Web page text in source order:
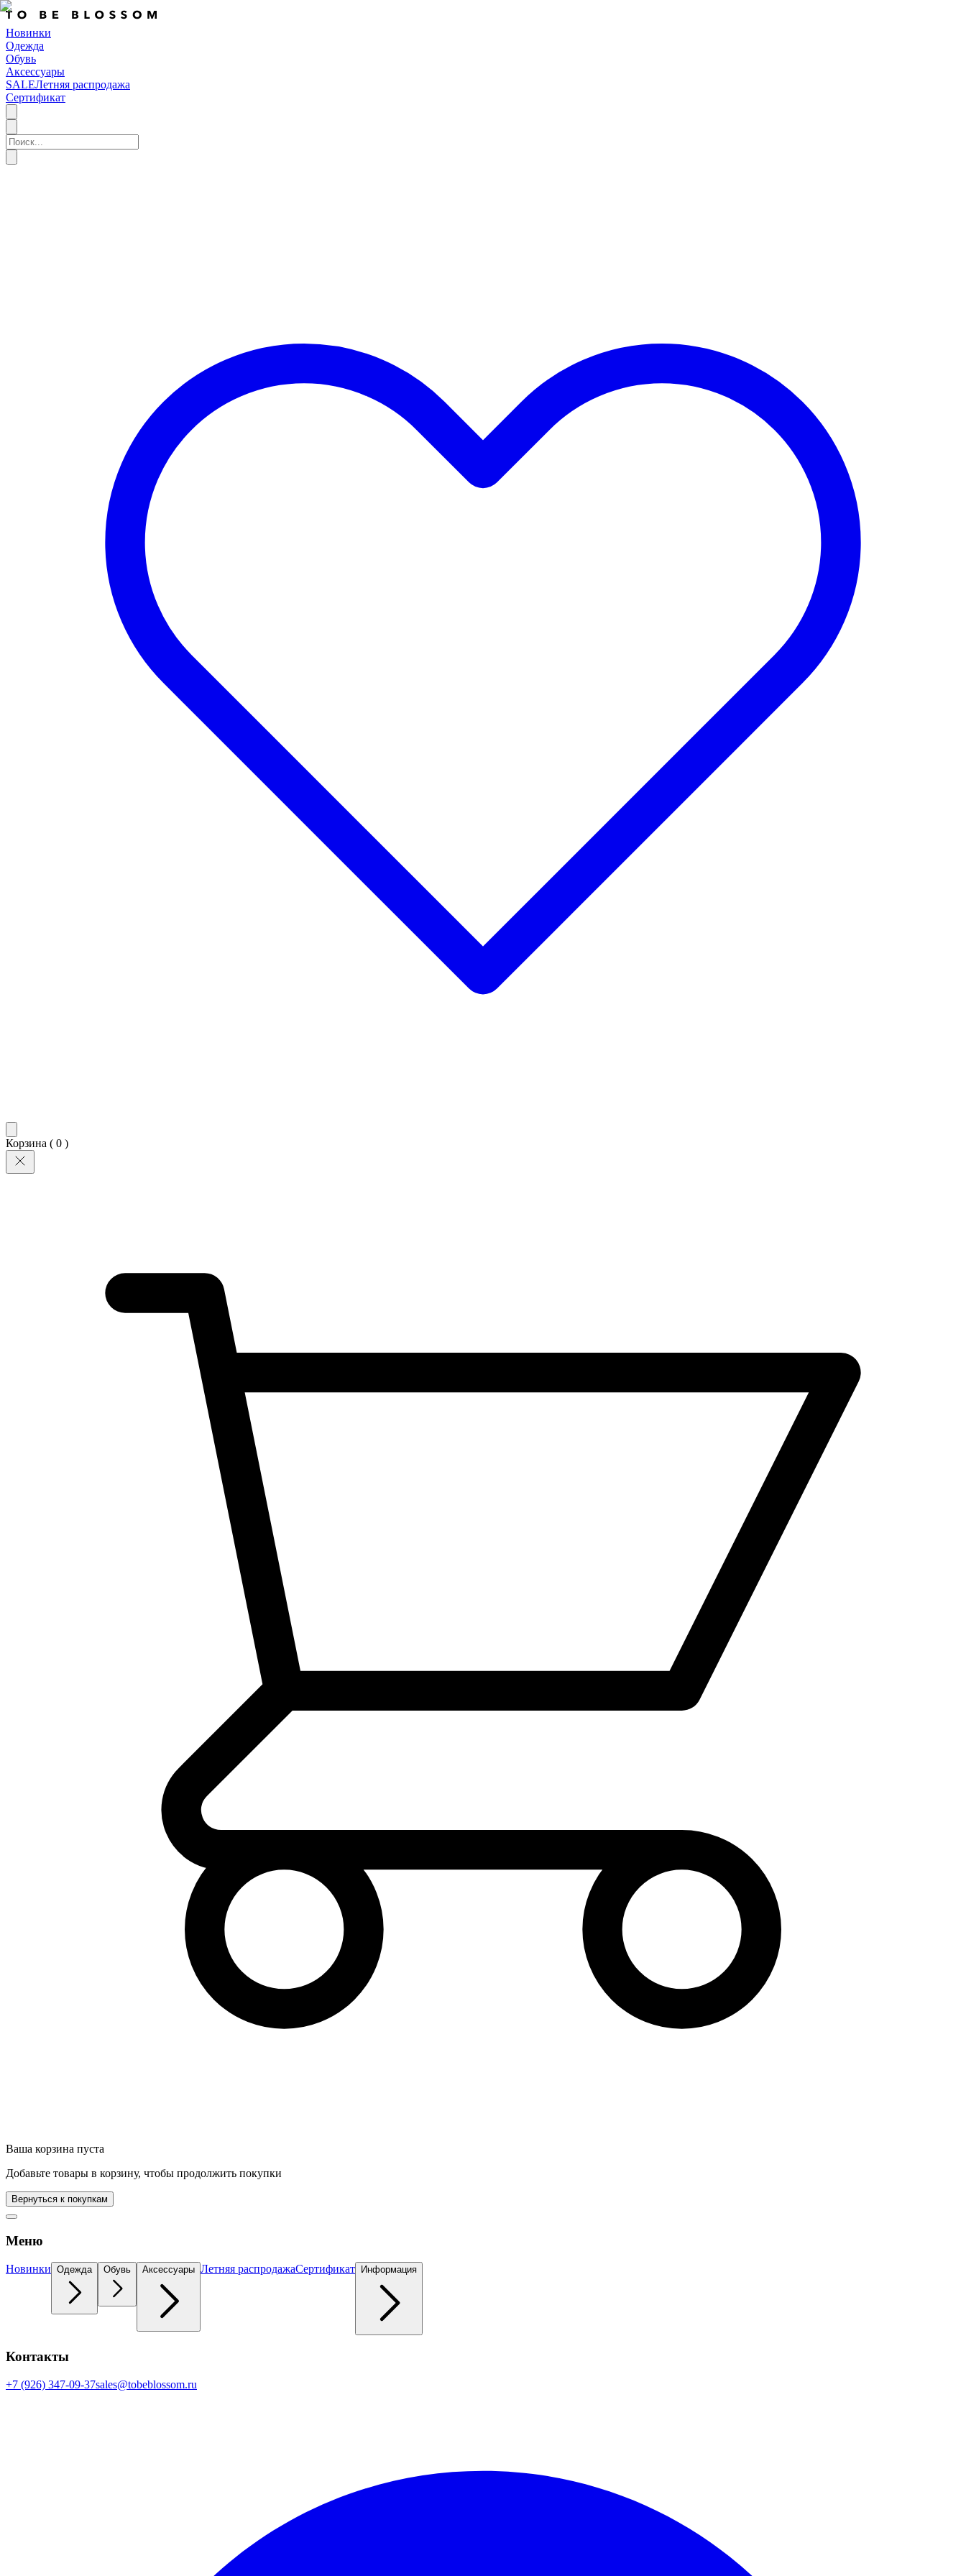
Новинки
Одежда
Обувь
Аксессуары
SALEЛетняя распродажа
Сертификат
Корзина ( 0 )
Ваша корзина пуста
Добавьте товары в корзину, чтобы продолжить покупки
Вернуться к покупкам
Меню
Новинки Одежда Обувь Аксессуары Летняя распродажаСертификат Информация
Контакты
+7 (926) 347-09-37sales@tobeblossom.ru